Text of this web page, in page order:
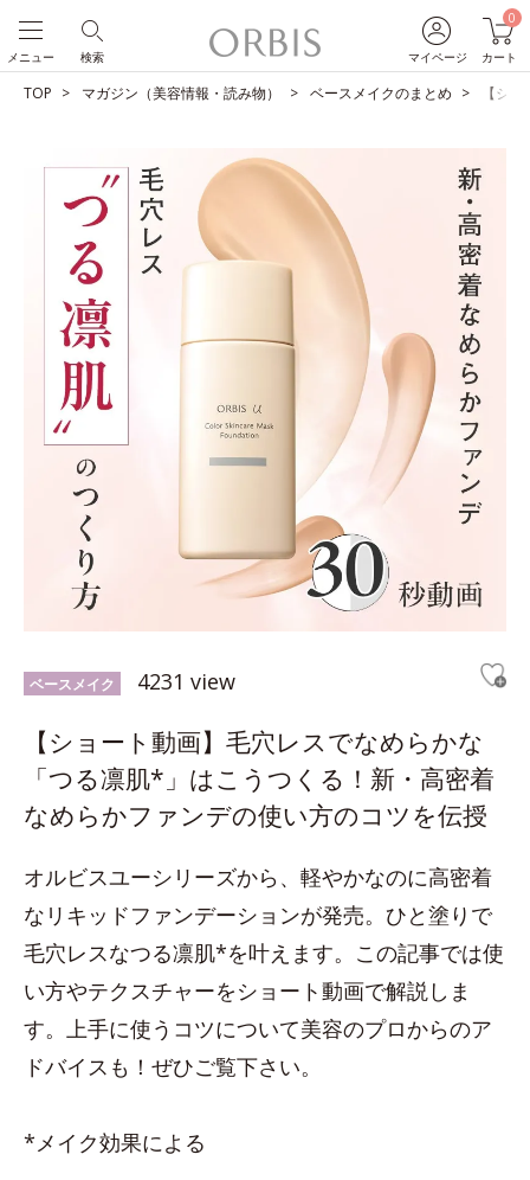
マイページ
0
カート
検索
メニュー
TOP マガジン（美容情報・読み物） ベースメイクのまとめ 【シ
ベースメイク 4231 view
【ショート動画】毛穴レスでなめらかな
「つる凛肌*」はこうつくる！新・高密着
なめらかファンデの使い方のコツを伝授
オルビスユーシリーズから、軽やかなのに高密着
なリキッドファンデーションが発売。ひと塗りで
毛穴レスなつる凛肌*を叶えます。この記事では使
い方やテクスチャーをショート動画で解説しま
す。上手に使うコツについて美容のプロからのア
ドバイスも！ぜひご覧下さい。
*メイク効果による